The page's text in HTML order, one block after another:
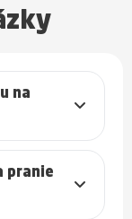
na
pranie